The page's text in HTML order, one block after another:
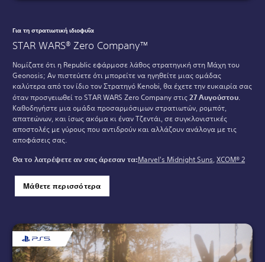
Για τη στρατιωτική ιδιοφυΐα
STAR WARS® Zero Company™
Νομίζατε ότι η Republic εφάρμοσε λάθος στρατηγική στη Μάχη του
Geonosis; Αν πιστεύετε ότι μπορείτε να ηγηθείτε μιας ομάδας
καλύτερα από τον ίδιο τον Στρατηγό Kenobi, θα έχετε την ευκαιρία σας
όταν προσγειωθεί το STAR WARS Zero Company στις27 Αυγούστου.
Καθοδηγήστε μια ομάδα προσαρμόσιμων στρατιωτών, ρομπότ,
απατεώνων, και ίσως ακόμα κι έναν Τζεντάι, σε συγκλονιστικές
αποστολές με γύρους που αντιδρούν και αλλάζουν ανάλογα με τις
αποφάσεις σας.
Θα το λατρέψετε αν σας άρεσαν τα:Marvel's Midnight Suns,XCOM® 2
Μάθετε περισσότερα